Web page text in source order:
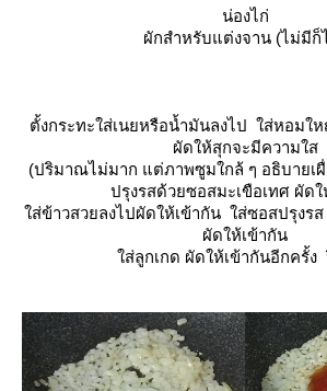
น่องไก่
ผักสำหรับแต่งจาน (ไม่มีก็
ตั้งกระทะใส่เนยหรือน้ำมันลงไป ใส่หอมใ
ผัดให้สุกจะมีความใส
(ปริมาณไม่มาก แต่ภาพซูมใกล้ ๆ อธิบายเ
ปรุงรสด้วยซอสมะเขือเทศ ผัดใ
ส่ข้าวสวยลงไปผัดให้เข้ากัน ใส่ซอสปรุงร
ผัดให้เข้ากัน
ส่ลูกเกด ผัดให้เข้ากันอีกครั้ง